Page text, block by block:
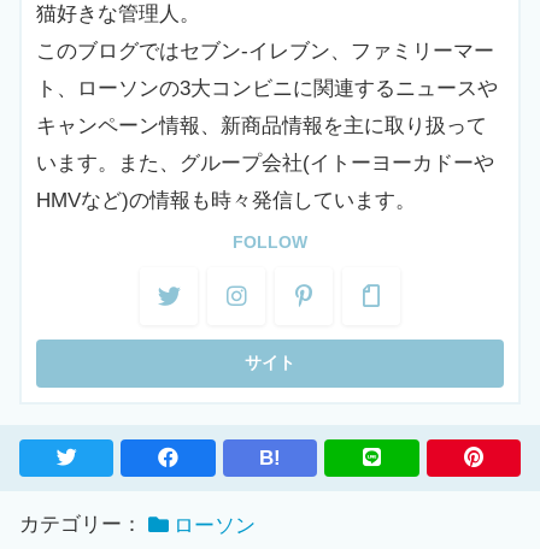
猫好きな管理人。
このブログではセブン-イレブン、ファミリーマー
ト、ローソンの3大コンビニに関連するニュースや
キャンペーン情報、新商品情報を主に取り扱って
います。また、グループ会社(イトーヨーカドーや
HMVなど)の情報も時々発信しています。
FOLLOW
B!
カテゴリー：
ローソン